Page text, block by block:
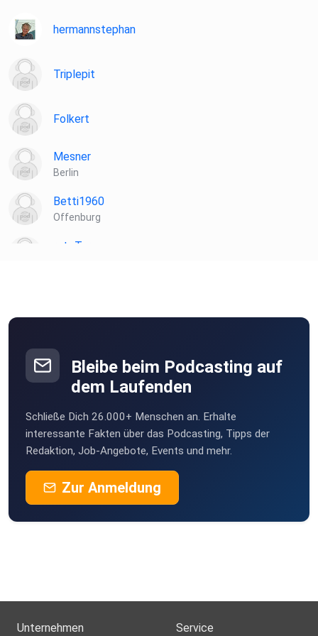
Info. Die
redaktionelle Verantwortung für diese Episode liegt beim
NDR.
hermannstephan
Triplepit
Folkert
Mesner
Berlin
Betti1960
Offenburg
roteTara
Bremen
Turkan
Göttingen
KaeptnBlaubaer99
Stuttgart
vy00ha7d
Mexkey
Bleibe beim Podcasting auf
dem Laufenden
Schließe Dich 26.000+ Menschen an. Erhalte
interessante Fakten über das Podcasting, Tipps der
Redaktion, Job-Angebote, Events und mehr.
Zur Anmeldung
Unternehmen Service